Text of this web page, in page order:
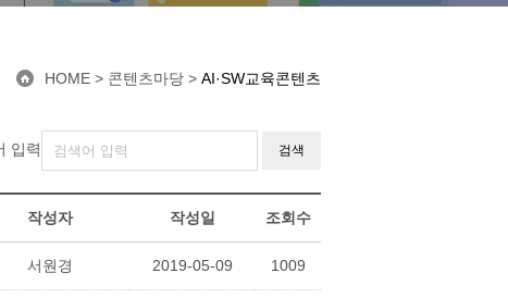
HOME > 콘텐츠마당 > AI·SW교육콘텐츠
입력 검색
작성자 작성일 조회수
서원경 2019-05-09 1009